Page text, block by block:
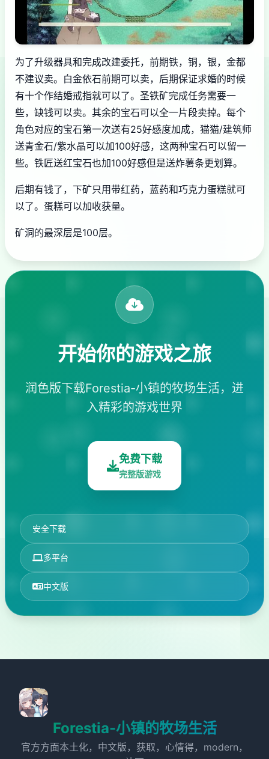
为了升级器具和完成改建委托，前期铁，铜，银，金都
不建议卖。白金依石前期可以卖，后期保证求婚的时候
有十个作结婚戒指就可以了。圣铁矿完成任务需要一
些，缺钱可以卖。其余的宝石可以全一片段卖掉。每个
角色对应的宝石第一次送有25好感度加成，猫猫/建筑师
送青金石/紫水晶可以加100好感，这两种宝石可以留一
些。铁匠送红宝石也加100好感但是送炸薯条更划算。
后期有钱了，下矿只用带红药，蓝药和巧克力蛋糕就可
以了。蛋糕可以加收获量。
矿洞的最深层是100层。
开始你的游戏之旅
润色版下载Forestia-小镇的牧场生活，进
入精彩的游戏世界
免费下载
完整版游戏
安全下载
多平台
中文版
Forestia-小镇的牧场生活
官方方面本土化，中文版，获取，心情得，modern，